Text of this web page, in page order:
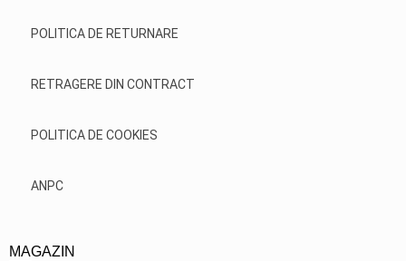
POLITICA DE RETURNARE
RETRAGERE DIN CONTRACT
POLITICA DE COOKIES
ANPC
MAGAZIN